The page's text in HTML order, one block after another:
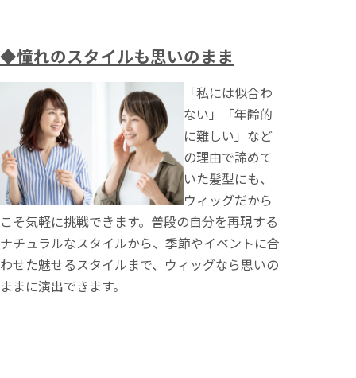
◆憧れのスタイルも思いのまま
「私には似合わ
ない」「年齢的
に難しい」など
の理由で諦めて
いた髪型にも、
ウィッグだから
こそ気軽に挑戦できます。普段の自分を再現する
ナチュラルなスタイルから、季節やイベントに合
わせた魅せるスタイルまで、ウィッグなら思いの
ままに演出できます。